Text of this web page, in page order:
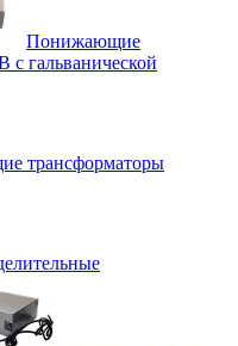
Понижающие
гальванической
трансформаторы